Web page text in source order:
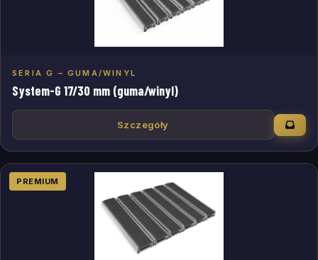
SERIA G – GUMA/WINYL
System-G 17/30 mm (guma/winyl)
Szczegóły
PREMIUM